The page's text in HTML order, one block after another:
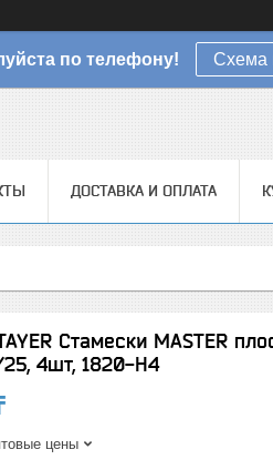
по телефону! Схема
ДОСТАВКА И ОПЛАТА
Стамески MASTER
4шт, 1820-H4
цены